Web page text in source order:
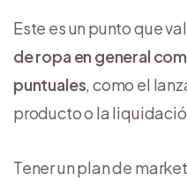
Este es un punto que
de ropa en general
puntuales, como el
producto o la
Tener un plan de